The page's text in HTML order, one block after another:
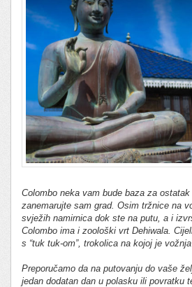
Colombo neka vam bude baza za
zanemarujte sam grad. Osim tržnice na
svježih namirnica dok ste na putu, a i
Colombo ima i zoološki vrt Dehiwala.
s “tuk tuk-om”, trokolica na kojoj je
Preporučamo da na putovanju do vaše
jedan dodatan dan u polasku ili povratku